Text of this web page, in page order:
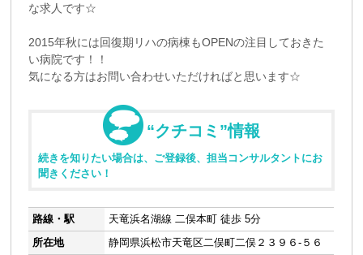
な求人です☆
2015年秋には回復期リハの病棟もOPENの注目しておきた
い病院です！！
気になる方はお問い合わせいただければと思います☆
“クチコミ”情報
続きを知りたい場合は、ご登録後、担当コンサルタントにお
聞きください！
路線・駅
天竜浜名湖線 二俣本町 徒歩 5分
所在地
静岡県浜松市天竜区二俣町二俣２３９６-５６